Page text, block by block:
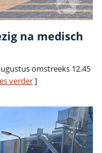
na medisch
omstreeks 12.45
verder]